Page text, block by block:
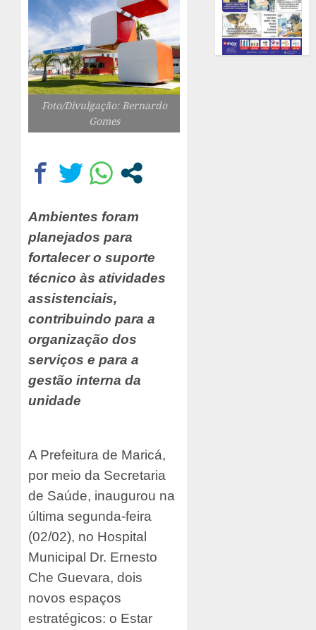
Foto/Divulgação: Bernardo
Gomes
Ambientes foram
planejados para
fortalecer o suporte
técnico às atividades
assistenciais,
contribuindo para a
organização dos
serviços e para a
gestão interna da
unidade
A Prefeitura de Maricá,
por meio da Secretaria
de Saúde, inaugurou na
última segunda-feira
(02/02), no Hospital
Municipal Dr. Ernesto
Che Guevara, dois
novos espaços
estratégicos: o Estar